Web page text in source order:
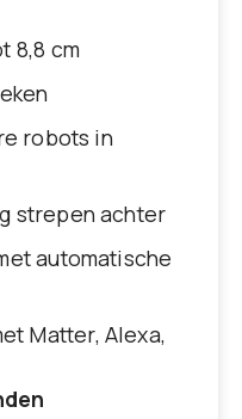
8,8 cm
robots in
strepen achter
automatische
Matter, Alexa,